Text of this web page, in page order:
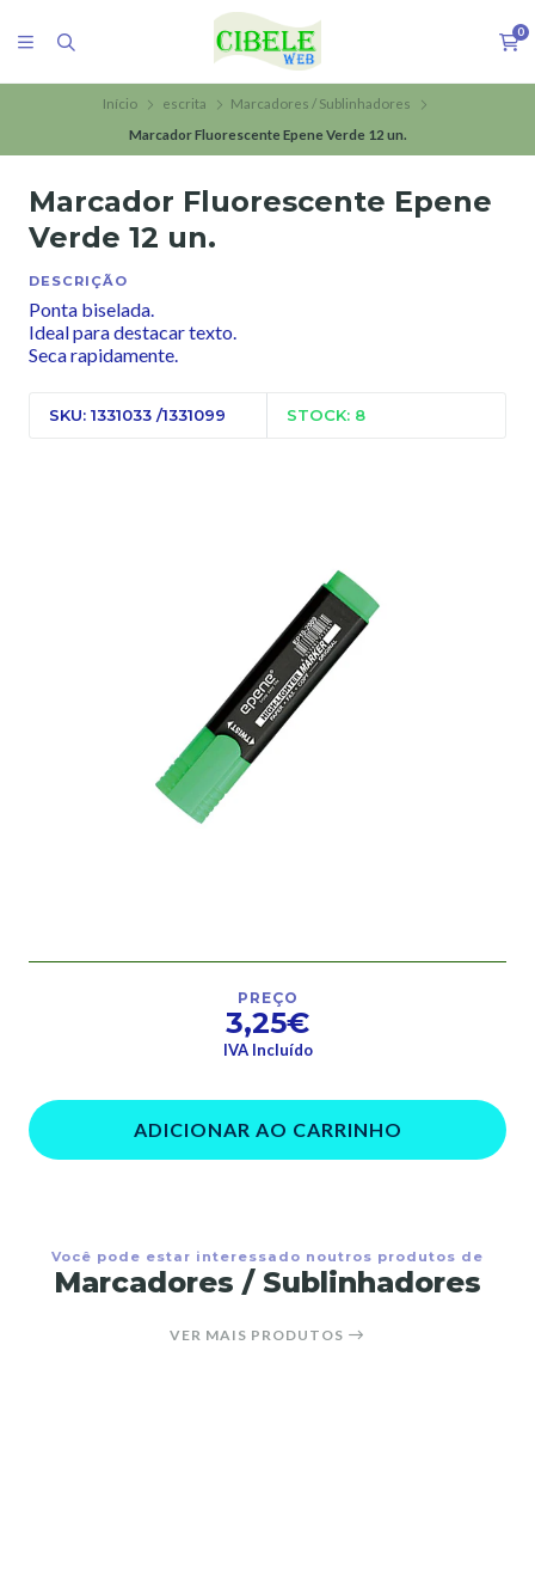
0
Início escrita
Marcadores / Sublinhadores
Marcador Fluorescente Epene Verde 12 un.
Marcador Fluorescente Epene
Verde 12 un.
DESCRIÇÃO
Ponta biselada.
Ideal para destacar texto.
Seca rapidamente.
SKU: 1331033 /1331099 STOCK: 8
PREÇO
3,25€
IVA Incluído
ADICIONAR AO CARRINHO
Você pode estar interessado noutros produtos de
Marcadores / Sublinhadores
VER MAIS PRODUTOS